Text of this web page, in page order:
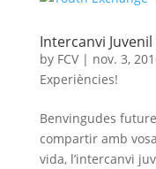
Intercanvi Juvenil
by FCV| nov. 3,
Experiències!
Benvingudes
compartir amb
vida, l’intercanvi